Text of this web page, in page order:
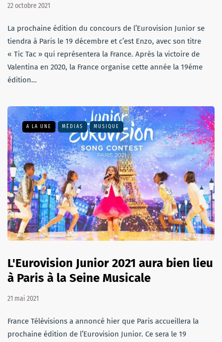
22 octobre 2021
La prochaine édition du concours de l’Eurovision Junior se
tiendra à Paris le 19 décembre et c’est Enzo, avec son titre
« Tic Tac » qui représentera la France. Après la victoire de
Valentina en 2020, la France organise cette année la 19éme
édition…
A LA UNE MÉDIAS MUSIQUE
L'Eurovision Junior 2021 aura bien lieu
à Paris à la Seine Musicale
21 mai 2021
France Télévisions a annoncé hier que Paris accueillera la
prochaine édition de l’Eurovision Junior. Ce sera le 19